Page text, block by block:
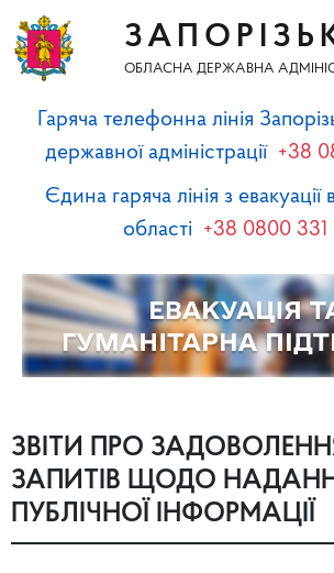
ОБЛАСНА ДЕРЖАВНА
Гаряча телефонна лінія
державної адміністрації +38
Єдина гаряча лінія з евакуації
області +38 0800 331
ЗВІТИ ПРО
ЗАПИТІВ ЩОДО
ПУБЛІЧНОЇ ІНФОРМАЦІЇ